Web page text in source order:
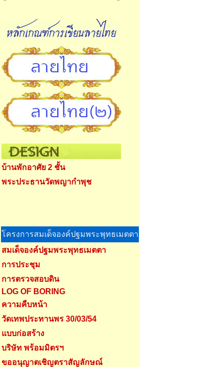
บ้านพักอาศัย 2 ชั้น
พระประธานวัดพญากำพุช
โครงการสมเด็จองค์ปฐมพระพุทธเมตตา
สมเด็จองค์ปฐมพระพุทธเมตตา
การประชุม
การตรวจสอบดิน
LOG OF BORING
ความคืบหน้า
วัดเทพประทานพร 30/03/54
แบบก่อสร้าง
บริษัท พร้อมมิตรฯ
ขออนุญาตเชิญตราสัญลักษณ์